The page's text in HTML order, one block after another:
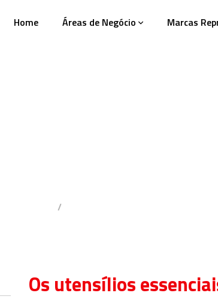
Home Áreas de Negócio Marcas
Os utensílios